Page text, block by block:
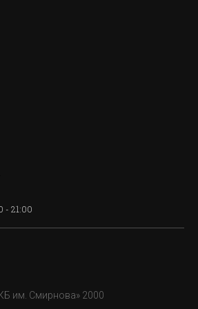
- 21:00
им. Смирнова» 2000